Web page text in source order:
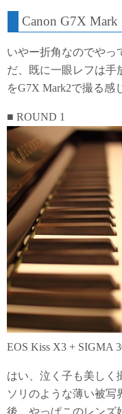
Canon G7X
いやー折角なのでやっ
だ、既に一眼レフは手
をG7X Mark2で撮る感
■ ROUND 1
EOS Kiss X3 + SIGMA
はい、泣く子も美しく
ソリのような薄い被写
後。やっぱこのレンズ